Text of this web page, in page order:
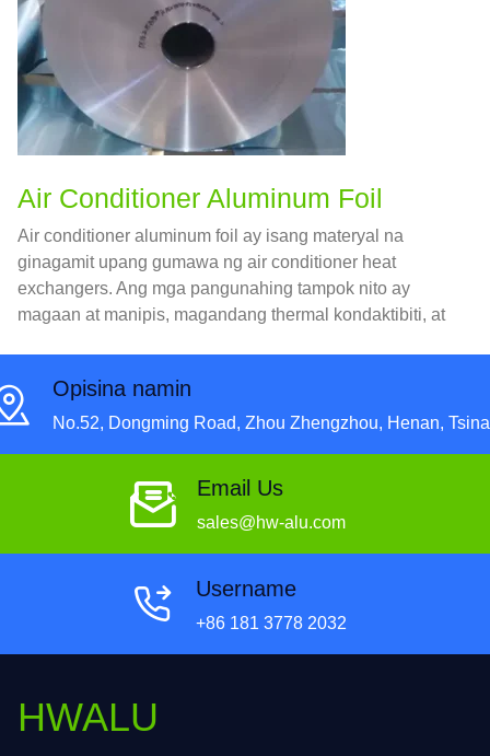
Air Conditioner Aluminum Foil
Air conditioner aluminum foil ay isang materyal na
ginagamit upang gumawa ng air conditioner heat
exchangers. Ang mga pangunahing tampok nito ay
magaan at manipis, magandang thermal kondaktibiti, at
Opisina namin
No.52, Dongming Road, Zhou Zhengzhou, Henan, Tsina
Email Us
sales@hw-alu.com
Username
+86 181 3778 2032
HWALU